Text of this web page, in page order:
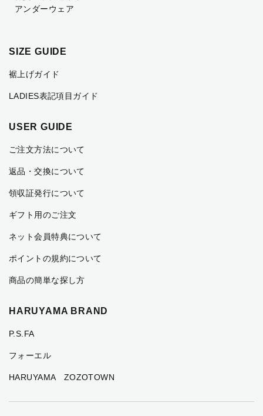
アンダーウェア
SIZE GUIDE
裾上げガイド
LADIES表記項目ガイド
USER GUIDE
ご注文方法について
返品・交換について
領収証発行について
ギフト用のご注文
ネット会員特典について
ポイントの規約について
商品の簡単な探し方
HARUYAMA BRAND
P.S.FA
フォーエル
HARUYAMA ZOZOTOWN